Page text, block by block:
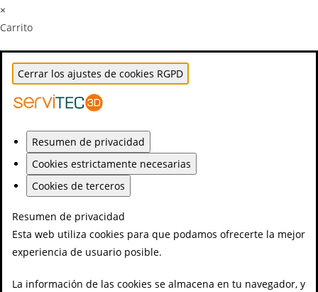
×
Carrito
Cerrar los ajustes de cookies RGPD
Resumen de privacidad
Cookies estrictamente necesarias
Cookies de terceros
Resumen de privacidad
Esta web utiliza cookies para que podamos ofrecerte la mejor
experiencia de usuario posible.
La información de las cookies se almacena en tu navegador, y